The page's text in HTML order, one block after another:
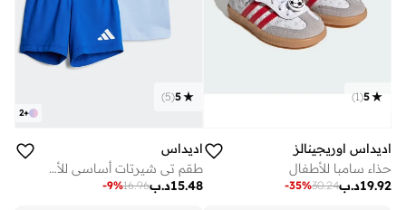
5
(
1
)
اديداس اوريجينالز
حذاء سامبا للأطفال
د.ب19.92
30.24
-35%
+
2
5
(
5
)
اديداس
طقم تي شيرتات أساسي للأطفال الرضع
د.ب15.48
16.96
-9%